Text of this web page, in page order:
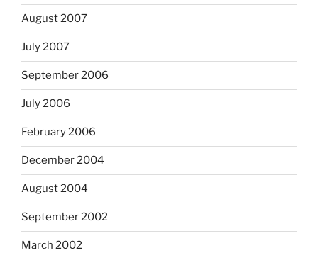
August 2007
July 2007
September 2006
July 2006
February 2006
December 2004
August 2004
September 2002
March 2002